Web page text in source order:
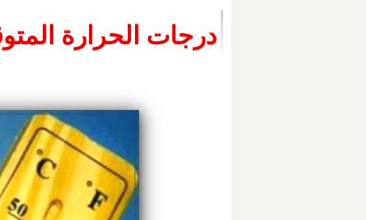
درجات الحرارة